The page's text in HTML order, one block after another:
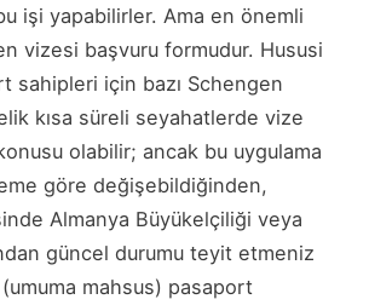
işi yapabilirler. Ama en önemli
vizesi başvuru formudur. Hususi
sahipleri için bazı Schengen
kısa süreli seyahatlerde vize
olabilir; ancak bu uygulama
göre değişebildiğinden,
Almanya Büyükelçiliği veya
güncel durumu teyit etmeniz
mahsus) pasaport